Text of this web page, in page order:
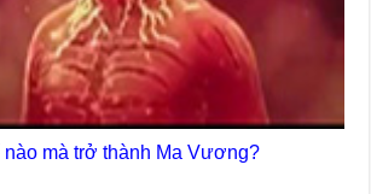
mà trở thành Ma Vương?